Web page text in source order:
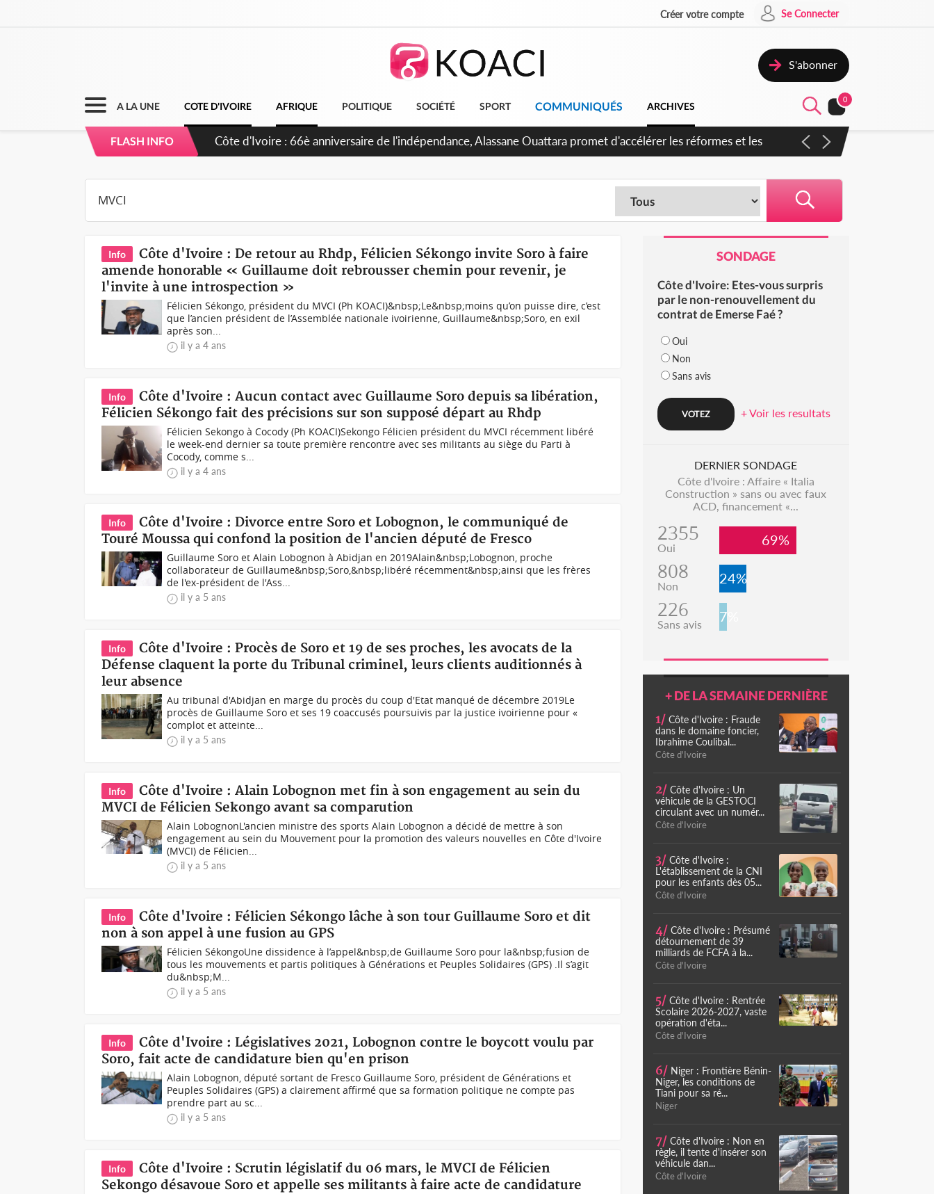
Créer votre compte Se Connecter
S'abonner
A LA UNE COTE D'IVOIRE AFRIQUE POLITIQUE SOCIÉTÉ SPORT COMMUNIQUÉS ARCHIVES
0
FLASH INFO
Côte d'Ivoire : À Abidjan, Amadou Oury Bah admire le modèle ivoirien et veut s'en inspirer pour accélérer le
Info
Côte d'Ivoire : De retour au Rhdp, Félicien Sékongo invite Soro à faire
amende honorable « Guillaume doit rebrousser chemin pour revenir, je
l'invite à une introspection »
Félicien Sékongo, président du MVCI (Ph KOACI)&nbsp;Le&nbsp;moins qu’on puisse dire, c’est
que l’ancien président de l’Assemblée nationale ivoirienne, Guillaume&nbsp;Soro, en exil
après son...
il y a 4 ans
Info
Côte d'Ivoire : Aucun contact avec Guillaume Soro depuis sa libération,
Félicien Sékongo fait des précisions sur son supposé départ au Rhdp
Félicien Sekongo à Cocody (Ph KOACI)Sekongo Félicien président du MVCI récemment libéré
le week-end dernier sa toute première rencontre avec ses militants au siège du Parti à
Cocody, comme s...
il y a 4 ans
Info
Côte d'Ivoire : Divorce entre Soro et Lobognon, le communiqué de
Touré Moussa qui confond la position de l'ancien député de Fresco
Guillaume Soro et Alain Lobognon à Abidjan en 2019Alain&nbsp;Lobognon, proche
collaborateur de Guillaume&nbsp;Soro,&nbsp;libéré récemment&nbsp;ainsi que les frères
de l'ex-président de l'Ass...
il y a 5 ans
Info
Côte d'Ivoire : Procès de Soro et 19 de ses proches, les avocats de la
Défense claquent la porte du Tribunal criminel, leurs clients auditionnés à
leur absence
Au tribunal d'Abidjan en marge du procès du coup d'Etat manqué de décembre 2019Le
procès de Guillaume Soro et ses 19 coaccusés poursuivis par la justice ivoirienne pour «
complot et atteinte...
il y a 5 ans
Info
Côte d'Ivoire : Alain Lobognon met fin à son engagement au sein du
MVCI de Félicien Sekongo avant sa comparution
Alain LobognonL'ancien ministre des sports Alain Lobognon a décidé de mettre à son
engagement au sein du Mouvement pour la promotion des valeurs nouvelles en Côte d'Ivoire
(MVCI) de Félicien...
il y a 5 ans
Info
Côte d'Ivoire : Félicien Sékongo lâche à son tour Guillaume Soro et dit
non à son appel à une fusion au GPS
Félicien SékongoUne dissidence à l’appel&nbsp;de Guillaume Soro pour la&nbsp;fusion de
tous les mouvements et partis politiques à Générations et Peuples Solidaires (GPS) .Il s’agit
du&nbsp;M...
il y a 5 ans
Info
Côte d'Ivoire : Législatives 2021, Lobognon contre le boycott voulu par
Soro, fait acte de candidature bien qu'en prison
Alain Lobognon, député sortant de Fresco Guillaume Soro, président de Générations et
Peuples Solidaires (GPS) a clairement affirmé que sa formation politique ne compte pas
prendre part au sc...
il y a 5 ans
Info
Côte d'Ivoire : Scrutin législatif du 06 mars, le MVCI de Félicien
Sekongo désavoue Soro et appelle ses militants à faire acte de candidature
SONDAGE
Côte d'Ivoire: Etes-vous surpris
par le non-renouvellement du
contrat de Emerse Faé ?
Oui
Non
Sans avis
+ Voir les resultats
DERNIER SONDAGE
Côte d'Ivoire : Affaire « Italia
Construction » sans ou avec faux
ACD, financement «...
2355
Oui 69%
808
Non 24%
226
Sans avis 7%
+ DE LA SEMAINE DERNIÈRE
1/ Côte d'Ivoire : Fraude
dans le domaine foncier,
Ibrahime Coulibal...
Côte d'Ivoire
2/ Côte d'Ivoire : Un
véhicule de la GESTOCI
circulant avec un numér...
Côte d'Ivoire
3/ Côte d'Ivoire :
L'établissement de la CNI
pour les enfants dès 05...
Côte d'Ivoire
4/ Côte d'Ivoire : Présumé
détournement de 39
milliards de FCFA à la...
Côte d'Ivoire
5/ Côte d'Ivoire : Rentrée
Scolaire 2026-2027, vaste
opération d'éta...
Côte d'Ivoire
6/ Niger : Frontière Bénin-
Niger, les conditions de
Tiani pour sa ré...
Niger
7/ Côte d'Ivoire : Non en
règle, il tente d'insérer son
véhicule dan...
Côte d'Ivoire